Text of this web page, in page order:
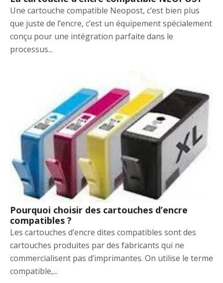
Une cartouche compatible Neopost, c’est bien plus
que juste de l’encre, c’est un équipement spécialement
conçu pour une intégration parfaite dans le
processus...
Pourquoi choisir des cartouches d’encre
compatibles ?
Les cartouches d’encre dites compatibles sont des
cartouches produites par des fabricants qui ne
commercialisent pas d’imprimantes. On utilise le terme
compatible,...